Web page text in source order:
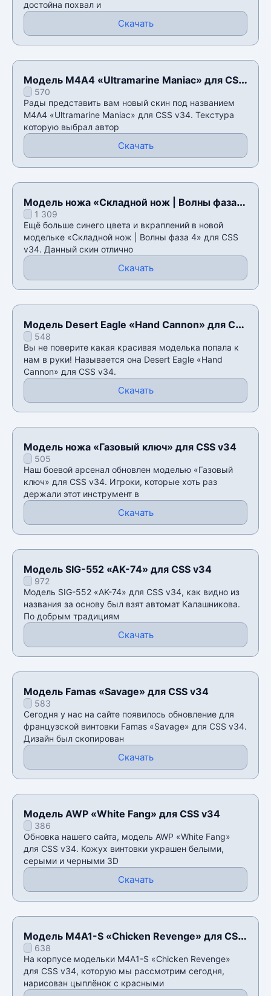
достойна похвал и
Скачать
Модель М4А4 «Ultramarine Maniac» для CSS
v34570
Рады представить вам новый скин под названием
М4А4 «Ultramarine Maniac» для CSS v34. Текстура
которую выбрал автор
Скачать
Модель ножа «Складной нож | Волны фаза
4» для CSS v34
1 309
Ещё больше синего цвета и вкраплений в новой
модельке «Складной нож | Волны фаза 4» для CSS
v34. Данный скин отлично
Скачать
Модель Desert Eagle «Hand Cannon» для CSS
v34548
Вы не поверите какая красивая моделька попала к
нам в руки! Называется она Desert Eagle «Hand
Cannon» для CSS v34.
Скачать
Модель ножа «Газовый ключ» для CSS v34
505
Наш боевой арсенал обновлен моделью «Газовый
ключ» для CSS v34. Игроки, которые хоть раз
держали этот инструмент в
Скачать
Модель SIG-552 «AK-74» для CSS v34
972
Модель SIG-552 «AK-74» для CSS v34, как видно из
названия за основу был взят автомат Калашникова.
По добрым традициям
Скачать
Модель Famas «Savage» для CSS v34
583
Сегодня у нас на сайте появилось обновление для
французской винтовки Famas «Savage» для CSS v34.
Дизайн был скопирован
Скачать
Модель AWP «White Fang» для CSS v34
386
Обновка нашего сайта, модель AWP «White Fang»
для CSS v34. Кожух винтовки украшен белыми,
серыми и черными 3D
Скачать
Модель M4A1-S «Chicken Revenge» для CSS
v34638
На корпусе модельки M4A1-S «Chicken Revenge»
для CSS v34, которую мы рассмотрим сегодня,
нарисован цыплëнок с красными